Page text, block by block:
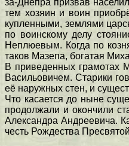
за-Днепра призвав
тем хозяин и воин
купленными, землями
по воинскому делу
Неплюевым. Когда по
таков Мазепа, богатая
В приведенных грамотах
Васильовичем. Старики
её наружных стен, и
Что касается до ныне
продолжали и окончили
Александра Андреевича.
честь Рождества